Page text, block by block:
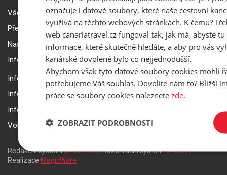
Všeobecné smluvní podmínky a reklamační řád
Přepravní podmínky Smartwings
Nastavení a ochrana soukromí
Informace k rezervaci zájezdu
Informace k pojištění
Informace k letecké přepravě
Informace k ubytování a pobytu
Volitelné doplňkové služby
Redakční systémis>content| Rezervační systémis>tour|
Realizace MagicWare
označuje i datové soubory, které naše cestovní
využívá na těchto webových stránkách. K čemu?
web canariatravel.cz fungoval tak, jak má, abyste
informace, které skutečně hledáte, a aby pro vás
kanárské dovolené bylo co nejjednodušší.
Abychom však tyto datové soubory cookies mohli
potřebujeme Váš souhlas. Dovolíte nám to? Bližší
práce se soubory cookies naleznete zde.
ZOBRAZIT PODROBNOSTI